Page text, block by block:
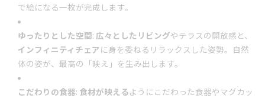
で絵になる一枚が完成します。
ゆったりとした空間: 広々としたリビングやテラスの開放感と、
インフィニティチェア に身を委ねるリラックスした姿勢。自然
体の姿が、最高の「映え」を生み出します。
こだわりの食器: 食材が映えるようにこだわった食器やマグカッ